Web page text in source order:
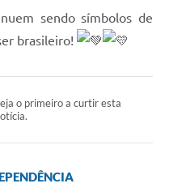
sendo símbolos de
brasileiro!
o primeiro a curtir esta